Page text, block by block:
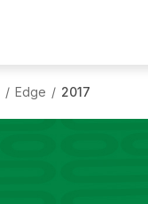
/ Edge / 2017